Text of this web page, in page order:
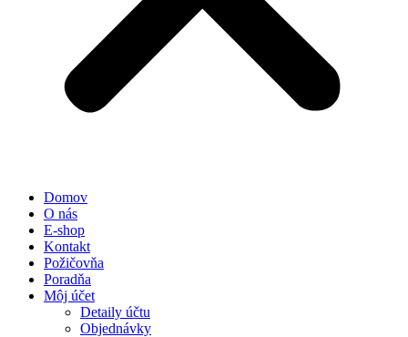
Domov
O nás
E-shop
Kontakt
Požičovňa
Poradňa
Môj účet
Detaily účtu
Objednávky